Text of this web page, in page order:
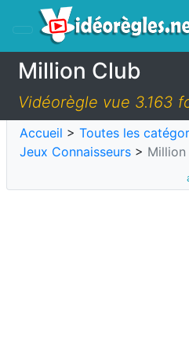
Million Club
Vidéorègle vue 3.163
Accueil > Toutes les
Jeux Connaisseurs > Million